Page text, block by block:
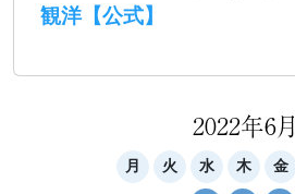
観洋【公式】
2022年6月
月 火 水 木 金